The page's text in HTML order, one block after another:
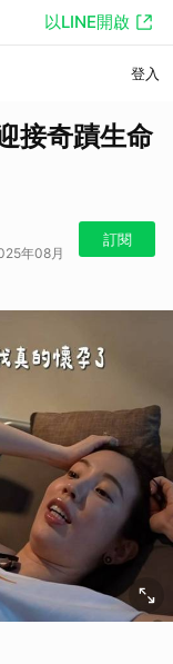
以LINE開啟
登入
接奇蹟生命
年08月
訂閱